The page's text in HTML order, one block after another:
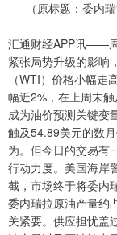
（原标题：委内
汇通财经APP讯——
紧张局势升级的影响
（WTI）价格小幅
幅近2%，在上周末
成为油价预测关键变
触及54.89美元的数
为。但今日的交易有
行动力度。美国海岸
截，市场终于将委内
委内瑞拉原油产量约
关紧要。供应担忧盖